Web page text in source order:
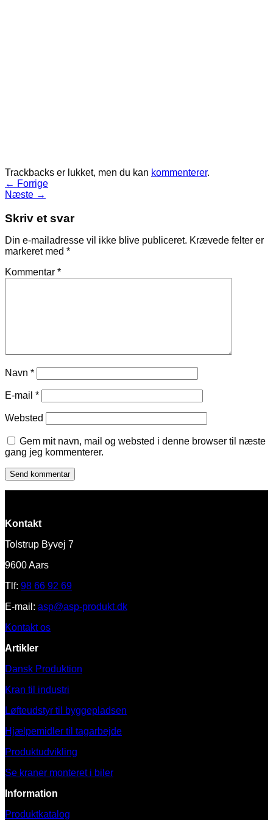
Trackbacks er lukket, men du kan kommenterer.
← Forrige
Næste →
Skriv et svar
Din e-mailadresse vil ikke blive publiceret. Krævede felter er
markeret med *
Kommentar *
Navn *
E-mail *
Websted
Gem mit navn, mail og websted i denne browser til næste
gang jeg kommenterer.
Kontakt
Tolstrup Byvej 7
9600 Aars
Tlf: 98 66 92 69
E-mail: asp@asp-produkt.dk
Kontakt os
Artikler
Dansk Produktion
Kran til industri
Løfteudstyr til byggepladsen
Hjælpemidler til tagarbejde
Produktudvikling
Se kraner monteret i biler
Information
Produktkatalog